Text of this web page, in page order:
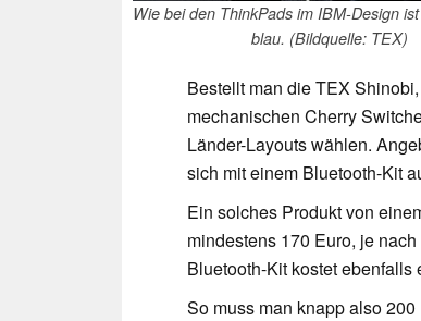
Wie bei den ThinkPads im IBM-Design
blau. (Bildquelle: TEX)
Bestellt man die TEX
mechanischen Cherry
Länder-Layouts wählen.
sich mit einem Bluetooth-Kit
Ein solches Produkt von
mindestens 170 Euro, je
Bluetooth-Kit kostet ebenfalls
So muss man knapp also